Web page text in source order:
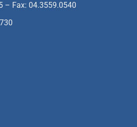
– Fax: 04.3559.0540